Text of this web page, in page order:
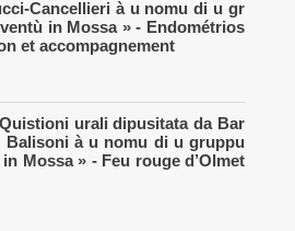
Cancellieri à u nomu di u gr
in Mossa » - Endométrios
et accompagnement
urali dipusitata da Bar
Balisoni à u nomu di u gruppu
Mossa » - Feu rouge d’Olmet